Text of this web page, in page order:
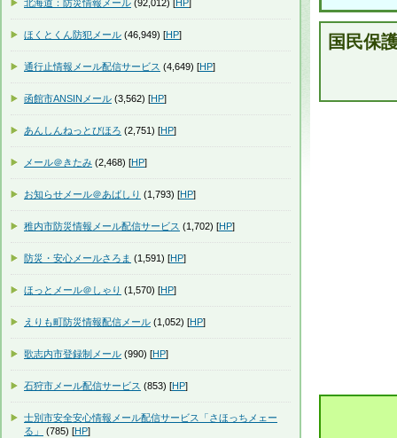
国民保
北海道：防災情報メール (92,012) [HP]
ほくとくん防犯メール (46,949) [HP]
通行止情報メール配信サービス (4,649) [HP]
函館市ANSINメール (3,562) [HP]
あんしんねっとびほろ (2,751) [HP]
メール＠きたみ (2,468) [HP]
お知らせメール＠あばしり (1,793) [HP]
稚内市防災情報メール配信サービス (1,702) [HP]
防災・安心メールさろま (1,591) [HP]
ほっとメール＠しゃり (1,570) [HP]
えりも町防災情報配信メール (1,052) [HP]
歌志内市登録制メール (990) [HP]
石狩市メール配信サービス (853) [HP]
士別市安全安心情報メール配信サービス「さほっちメェー
る」
(785) [HP]